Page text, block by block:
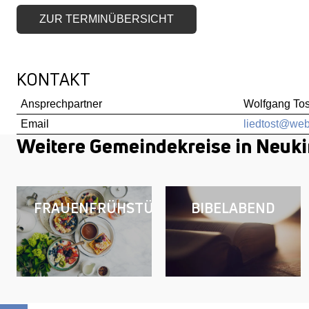
ZUR TERMINÜBERSICHT
KONTAKT
Ansprechpartner
Wolfgang
Email
Weitere Gemeindekreise in
FRAUENFRÜHSTÜCK BIBELABEND